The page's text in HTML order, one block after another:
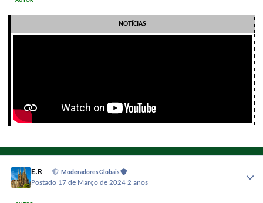
NOTÍCIAS
E.R Moderadores Globais
Postado 17 de Março de 20242 anos